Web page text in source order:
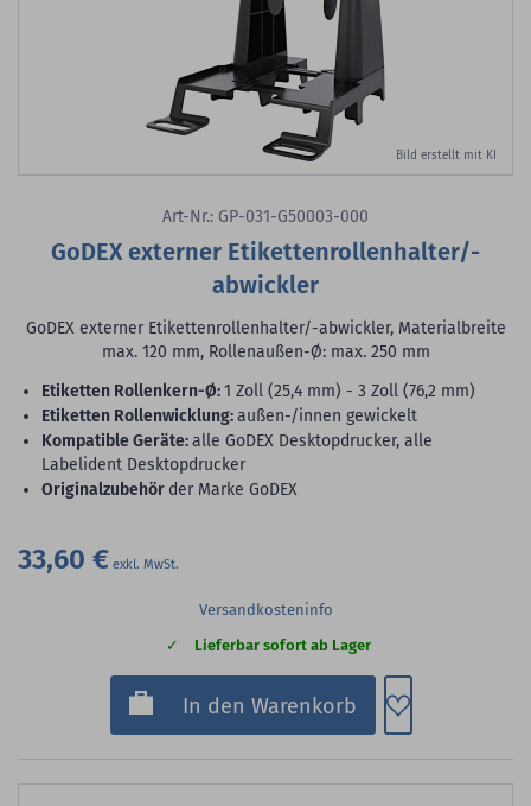
Bild erstellt mit KI
Art-Nr.: GP-031-G50003-000
GoDEX externer Etikettenrollenhalter/-
abwickler
GoDEX externer Etikettenrollenhalter/-abwickler, Materialbreite
max. 120 mm, Rollenaußen-Ø: max. 250 mm
Etiketten Rollenkern-Ø:1 Zoll (25,4 mm) - 3 Zoll (76,2 mm)
Etiketten Rollenwicklung:außen-/innen gewickelt
Kompatible Geräte:alle GoDEX Desktopdrucker, alle
Labelident Desktopdrucker
Originalzubehör der Marke GoDEX
33,60 €
Versandkosteninfo
Lieferbar sofort ab Lager
In den Warenkorb Zum